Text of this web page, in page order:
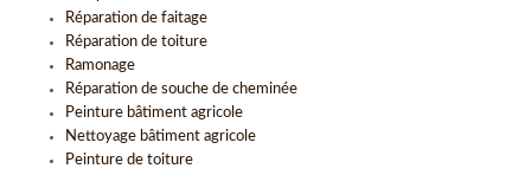
Réparation de faitage
Réparation de toiture
Ramonage
Réparation de souche de cheminée
Peinture bâtiment agricole
Nettoyage bâtiment agricole
Peinture de toiture